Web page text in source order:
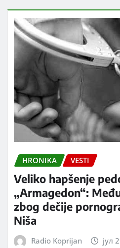
HRONIKA VESTI
Veliko hapšenje
„Armagedon“:
zbog dečije
Niša
Radio Koprijan јул